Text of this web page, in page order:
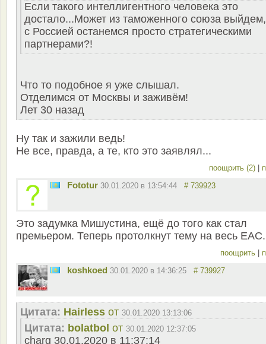
Если такого интеллигентного человека это
достало...Может из таможенного союза
с Россией останемся просто стратегическими
партнерами?!
Что то подобное я уже слышал.
Отделимся от Москвы и заживём!
Лет 30 назад
Ну так и зажили ведь!
Не все, правда, а те, кто это заявлял...
поощрить (2)
Fototur 30.01.2020 в 13:54:44 # 739923
Это задумка Мишустина, ещё до того как стал
премьером. Теперь протолкнут тему на весь ЕАС.
поощрить
koshkoed 30.01.2020 в 14:36:25 # 739927
Цитата: Hairless от 30.01.2020 13:13:06
Цитата: bolatbol от 30.01.2020 12:37:05
charg 30.01.2020 в 11:37:14